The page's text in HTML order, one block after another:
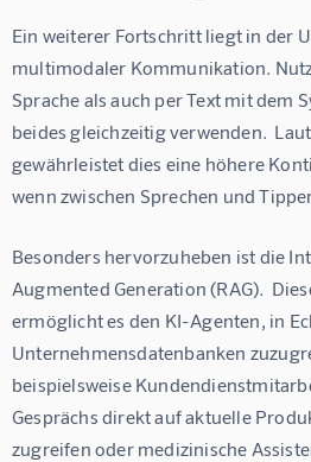
Ein weiterer Fortschritt liegt in der
multimodaler Kommunikation.
Sprache als auch per Text mit dem
beides gleichzeitig verwenden.
gewährleistet dies eine höhere
wenn zwischen Sprechen und
Besonders hervorzuheben ist die
Augmented Generation (RAG).
ermöglicht es den KI-Agenten, in
Unternehmensdatenbanken
beispielsweise
Gesprächs direkt auf aktuelle
zugreifen oder medizinische